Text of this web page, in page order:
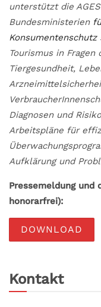
unterstützt die
Bundesministerien
Konsumentenschutz
Tourismus in
Tiergesundheit,
Diagnosen und
Arbeitspläne für
Aufklärung und
Pressemeldung und
honorarfrei):
DOWNLOAD
Kontakt